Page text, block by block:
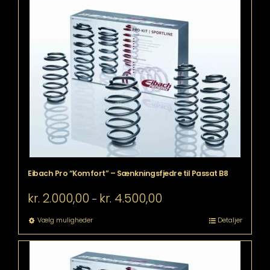
flere
varianter.
Mulighederne
kan
vælges
på
varesiden
Eibach Pro “Komfort” – Sænkningsfjedre til Passat B8
kr. 2.000,00 – kr. 4.500,00
Vælg mulighederDette
vare
har
flere
varianter.
Detaljer